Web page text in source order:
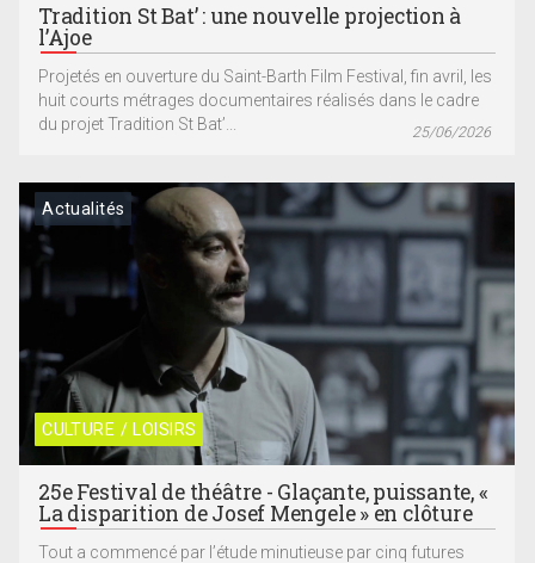
Tradition St Bat’ : une nouvelle projection à
l’Ajoe
Projetés en ouverture du Saint-Barth Film Festival, fin avril, les
huit courts métrages documentaires réalisés dans le cadre
du projet Tradition St Bat’...
25/06/2026
CULTURE / LOISIRS
Actualités
25e Festival de théâtre - Glaçante, puissante, «
La disparition de Josef Mengele » en clôture
Tout a commencé par l’étude minutieuse par cinq futures